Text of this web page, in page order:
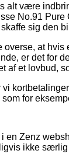
alt være
No.91
sig den
overse, at
er det for
af et lovbud,
vi
for
en Zenz
ikke